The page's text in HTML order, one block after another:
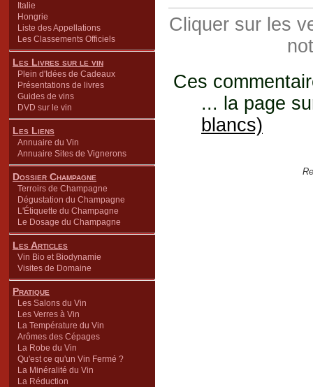
Italie
Hongrie
Liste des Appellations
Les Classements Officiels
Les Livres sur le vin
Plein d'Idées de Cadeaux
Présentations de livres
Guides de vins
DVD sur le vin
Les Liens
Annuaire du Vin
Annuaire Sites de Vignerons
Dossier Champagne
Terroirs de Champagne
Dégustation du Champagne
L'Étiquette du Champagne
Le Dosage du Champagne
Les Articles
Vin Bio et Biodynamie
Visites de Domaine
Pratique
Les Salons du Vin
Les Verres à Vin
La Température du Vin
Arômes des Cépages
La Robe du Vin
Qu'est ce qu'un Vin Fermé ?
La Minéralité du Vin
La Réduction
Cliquer sur les
Ces
... la page
blancs)